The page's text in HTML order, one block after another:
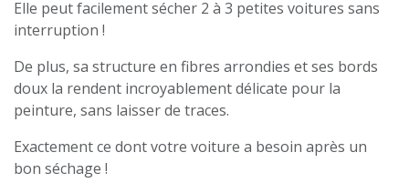
Elle peut facilement sécher 2 à 3 petites voitures sans
interruption !
De plus, sa structure en fibres arrondies et ses bords
doux la rendent incroyablement délicate pour la
peinture, sans laisser de traces.
Exactement ce dont votre voiture a besoin après un
bon séchage !